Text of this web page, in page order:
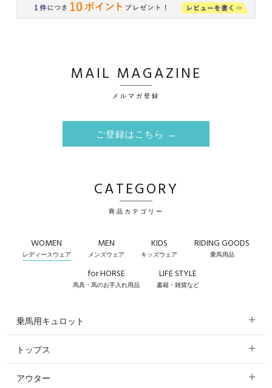
MAIL MAGAZINE
メルマガ登録
ご登録はこちら →
CATEGORY
商品カテゴリー
WOMEN
レディースウェア
MEN
メンズウェア
KIDS
キッズウェア
RIDING GOODS
乗馬用品
for HORSE
馬具・馬のお手入れ用品
LIFE STYLE
書籍・雑貨など
乗馬用キュロット
すべてのキュロット
フルグリップ・尻革 キュロット
トップス
すべてのトップス
アウター